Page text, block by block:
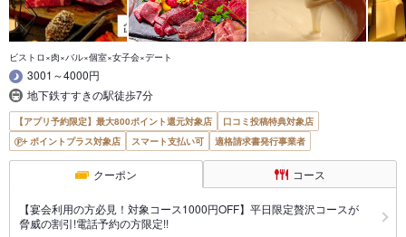
ビストロ×肉×バル×個室×女子会×デート
3001～4000円
地下鉄すすきの駅徒歩7分
【アプリ予約限定】最大800ポイント還元対象店
口コミ投稿特典対象店
ポイントプラス対象店
スマート支払い可 適格請求書発行事業者
クーポン コース
【宴会利用の方必見！対象コース1000円OFF】平日限定贅沢コースが
脅威の割引!電話予約の方限定!!